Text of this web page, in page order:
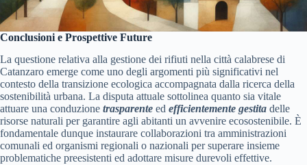
Conclusioni e Prospettive Future
La questione relativa alla gestione dei rifiuti nella città calabrese di
Catanzaro emerge come uno degli argomenti più significativi nel
contesto della transizione ecologica accompagnata dalla ricerca della
sostenibilità urbana. La disputa attuale sottolinea quanto sia vitale
attuare una conduzione trasparente ed efficientemente gestita delle
risorse naturali per garantire agli abitanti un avvenire ecosostenibile. È
fondamentale dunque instaurare collaborazioni tra amministrazioni
comunali ed organismi regionali o nazionali per superare insieme
problematiche preesistenti ed adottare misure durevoli effettive.